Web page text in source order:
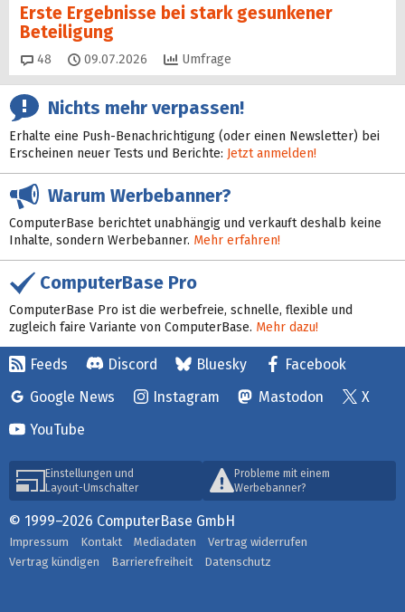
Erste Ergebnisse bei stark gesunkener
Beteiligung
48 Kommentare
09.07.2026 Umfrage
Nichts mehr verpassen!
Erhalte eine Push-Benachrichtigung (oder einen Newsletter) bei
Erscheinen neuer Tests und Berichte: Jetzt anmelden!
Warum Werbebanner?
ComputerBase berichtet unabhängig und verkauft deshalb keine
Inhalte, sondern Werbebanner. Mehr erfahren!
ComputerBase Pro
ComputerBase Pro ist die werbefreie, schnelle, flexible und
zugleich faire Variante von ComputerBase. Mehr dazu!
Feeds Discord Bluesky
Facebook
Google News
Instagram Mastodon
X
YouTube
Einstellungen und
Layout-Umschalter
Probleme mit einem
Werbebanner?
© 1999–2026 ComputerBase GmbH
Impressum Kontakt Mediadaten
Vertrag widerrufen
Vertrag kündigen
Barrierefreiheit Datenschutz